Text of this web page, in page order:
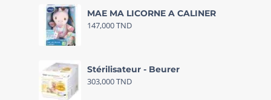
MAE MA LICORNE A CALINER
147,000TND
Stérilisateur - Beurer
303,000TND